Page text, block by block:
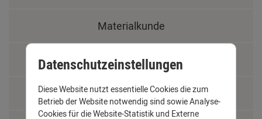
Materialkunde
Fachbegriffe
Jobs
Datenschutzeinstellungen
Diese Website nutzt essentielle Cookies die zum
Betrieb der Website notwendig sind sowie Analyse-
Cookies für die Website-Statistik und Externe